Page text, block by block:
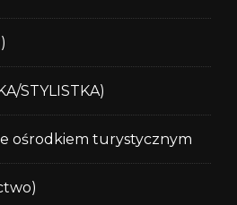
STYLISTKA)
ośrodkiem turystycznym